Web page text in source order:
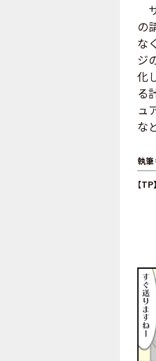
の
な
ジ
化
る
ュ
な
執筆
【TP】